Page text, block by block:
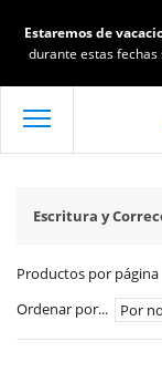
Estaremos de
durante estas
Escritura y
Productos por página
Ordenar por...